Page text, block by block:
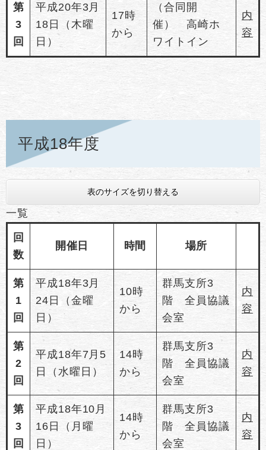
第
3
回
平成20年3月
18日（木曜
日）
17時
から
（合同開
催） 高崎ホ
ワイトイン
内
容
平成18年度
表のサイズを切り替える
一覧
回
数
開催日 時間 場所
第
1
回
平成18年3月
24日（金曜
日）
10時
から
群馬支所3
階 全員協議
会室
内
容
第
2
回
平成18年7月5
日（水曜日）
14時
から
群馬支所3
階 全員協議
会室
内
容
第
3
回
平成18年10月
16日（月曜
日）
14時
から
群馬支所3
階 全員協議
会室
内
容